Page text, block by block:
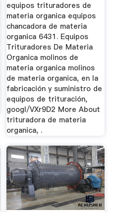
equipos trituradores de
materia organica equipos
chancadora de materia
organica 6431. Equipos
Trituradores De Materia
Organica molinos de
materia organica molinos
de materia organica, en la
fabricación y suministro de
equipos de trituración,
googl/VXr9D2 More About
trituradora de materia
organica, .